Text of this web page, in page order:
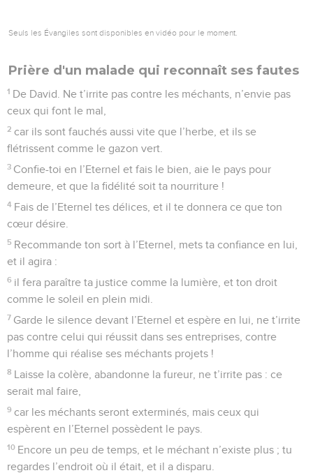
Seuls les Évangiles sont disponibles en vidéo pour le moment.
Prière d'un malade qui reconnaît ses fautes
1 De David. Ne t’irrite pas contre les méchants, n’envie pas
ceux qui font le mal,
2 car ils sont fauchés aussi vite que l’herbe, et ils se
flétrissent comme le gazon vert.
3 Confie-toi en l’Eternel et fais le bien, aie le pays pour
demeure, et que la fidélité soit ta nourriture !
4 Fais de l’Eternel tes délices, et il te donnera ce que ton
cœur désire.
5 Recommande ton sort à l’Eternel, mets ta confiance en lui,
et il agira :
6 il fera paraître ta justice comme la lumière, et ton droit
comme le soleil en plein midi.
7 Garde le silence devant l’Eternel et espère en lui, ne t’irrite
pas contre celui qui réussit dans ses entreprises, contre
l’homme qui réalise ses méchants projets !
8 Laisse la colère, abandonne la fureur, ne t’irrite pas : ce
serait mal faire,
9 car les méchants seront exterminés, mais ceux qui
espèrent en l’Eternel possèdent le pays.
10 Encore un peu de temps, et le méchant n’existe plus ; tu
regardes l’endroit où il était, et il a disparu.